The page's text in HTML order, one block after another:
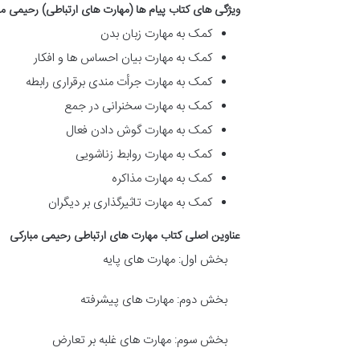
ویژگی های کتاب پیام ها (مهارت های ارتباطی) رحیمی
کمک به مهارت زبان بدن
کمک به مهارت بیان احساس ها و افکار
کمک به مهارت جرأت مندی برقراری رابطه
کمک به مهارت سخنرانی در جمع
کمک به مهارت گوش دادن فعال
کمک به مهارت روابط زناشویی
کمک به مهارت مذاکره
کمک به مهارت تاثیرگذاری بر دیگران
عناوین اصلی کتاب مهارت های ارتباطی رحیمی مبارکی
بخش اول: مهارت های پایه
بخش دوم: مهارت های پیشرفته
بخش سوم: مهارت های غلبه بر تعارض